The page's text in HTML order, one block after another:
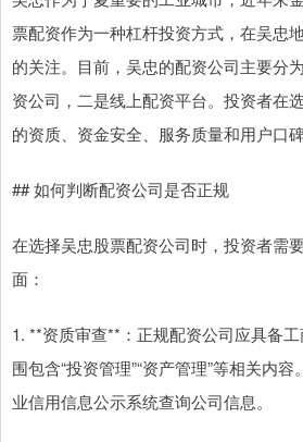
票配资作为一种杠杆投资方式，在吴忠
的关注。目前，吴忠的配资公司主要分
资公司，二是线上配资平台。投资者在
的资质、资金安全、服务质量和用户口碑
## 如何判断配资公司是否正规
在选择吴忠股票配资公司时，投资者需
面：
1. **资质审查**：正规配资公司应具备
围包含“投资管理”“资产管理”等相关内
业信用信息公示系统查询公司信息。